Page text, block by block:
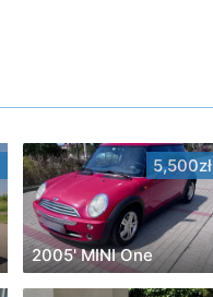
5,500zł
2005' MINI One